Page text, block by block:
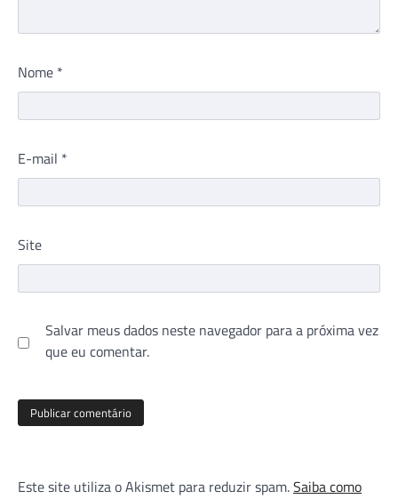
Nome *
E-mail *
Site
Salvar meus dados neste navegador para a próxima vez
que eu comentar.
Este site utiliza o Akismet para reduzir spam.Saiba como